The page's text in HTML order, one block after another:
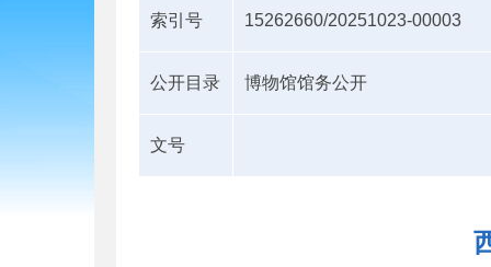
索引号 15262660/20251023-00003
公开目录 博物馆馆务公开
文号